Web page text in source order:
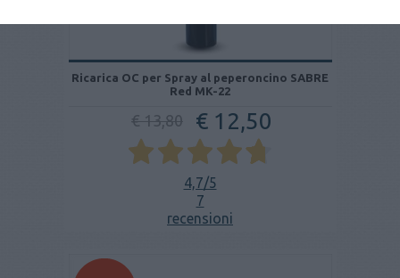
Ricarica OC per Spray al peperoncino SABRE
Red MK-22
€ 13,80 € 12,50
4,7/5
7
recensioni